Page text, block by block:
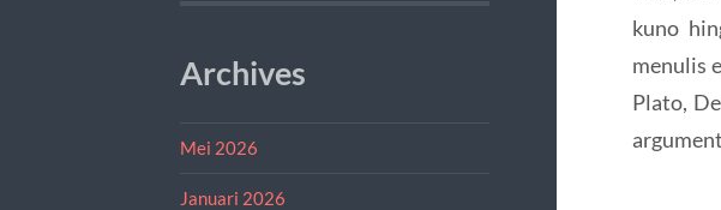
Archives
Mei 2026
Januari 2026
kuno
menulis
Plato,